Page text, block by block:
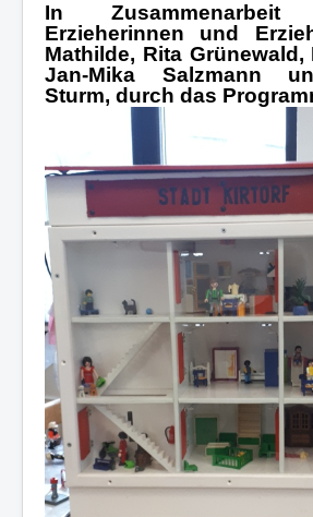
In
Erzieherinnen und
Mathilde, Rita Grünewald,
Jan-Mika Salzmann
Sturm, durch das